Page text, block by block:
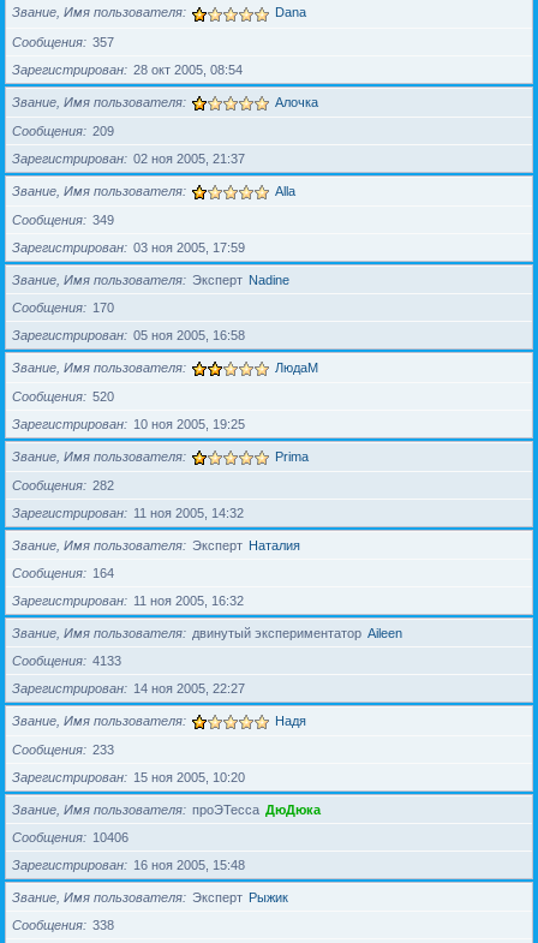
Звание, Имя пользователя Dana
Сообщения
357
Зарегистрирован
28 окт 2005, 08:54
Звание, Имя пользователя Алочка
Сообщения
209
Зарегистрирован
02 ноя 2005, 21:37
Звание, Имя пользователя Alla
Сообщения
349
Зарегистрирован
03 ноя 2005, 17:59
Звание, Имя пользователя Эксперт Nadine
Сообщения
170
Зарегистрирован
05 ноя 2005, 16:58
Звание, Имя пользователя ЛюдаМ
Сообщения
520
Зарегистрирован
10 ноя 2005, 19:25
Звание, Имя пользователя Prima
Сообщения
282
Зарегистрирован
11 ноя 2005, 14:32
Звание, Имя пользователя Эксперт Наталия
Сообщения
164
Зарегистрирован
11 ноя 2005, 16:32
Звание, Имя пользователя двинутый экспериментатор Aileen
Сообщения
4133
Зарегистрирован
14 ноя 2005, 22:27
Звание, Имя пользователя Надя
Сообщения
233
Зарегистрирован
15 ноя 2005, 10:20
Звание, Имя пользователя проЭТесса ДюДюка
Сообщения
10406
Зарегистрирован
16 ноя 2005, 15:48
Звание, Имя пользователя Эксперт Рыжик
Сообщения
338